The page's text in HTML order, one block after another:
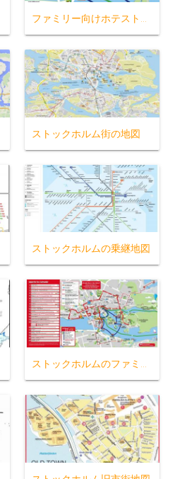
ファミリー向けホテストックホルムの地図
ストックホルム街の地図
ストックホルムの乗継地図